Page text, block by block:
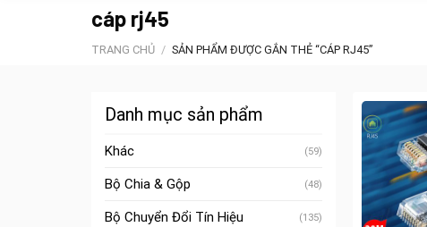
cáp rj45
TRANG CHỦ / SẢN PHẨM ĐƯỢC GẮN THẺ “CÁP RJ45”
Danh mục sản phẩm
Khác (59)
Bộ Chia & Gộp (48)
Bộ Chuyển Đổi Tín Hiệu (135)